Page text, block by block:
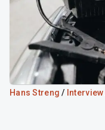
Contact
Inschrijven
Hans Streng / Interview